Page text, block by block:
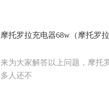
摩托罗拉充电器68w（摩托罗拉
来为大家解答以上问题，摩托
多人还不